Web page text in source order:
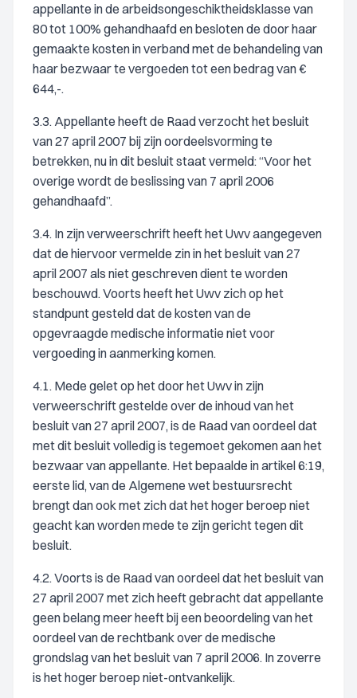
appellante in de arbeidsongeschiktheidsklasse van
80 tot 100% gehandhaafd en besloten de door haar
gemaakte kosten in verband met de behandeling van
haar bezwaar te vergoeden tot een bedrag van €
644,-.
3.3. Appellante heeft de Raad verzocht het besluit
van 27 april 2007 bij zijn oordeelsvorming te
betrekken, nu in dit besluit staat vermeld: “Voor het
overige wordt de beslissing van 7 april 2006
gehandhaafd”.
3.4. In zijn verweerschrift heeft het Uwv aangegeven
dat de hiervoor vermelde zin in het besluit van 27
april 2007 als niet geschreven dient te worden
beschouwd. Voorts heeft het Uwv zich op het
standpunt gesteld dat de kosten van de
opgevraagde medische informatie niet voor
vergoeding in aanmerking komen.
4.1. Mede gelet op het door het Uwv in zijn
verweerschrift gestelde over de inhoud van het
besluit van 27 april 2007, is de Raad van oordeel dat
met dit besluit volledig is tegemoet gekomen aan het
bezwaar van appellante. Het bepaalde in artikel 6:19,
eerste lid, van de Algemene wet bestuursrecht
brengt dan ook met zich dat het hoger beroep niet
geacht kan worden mede te zijn gericht tegen dit
besluit.
4.2. Voorts is de Raad van oordeel dat het besluit van
27 april 2007 met zich heeft gebracht dat appellante
geen belang meer heeft bij een beoordeling van het
oordeel van de rechtbank over de medische
grondslag van het besluit van 7 april 2006. In zoverre
is het hoger beroep niet-ontvankelijk.